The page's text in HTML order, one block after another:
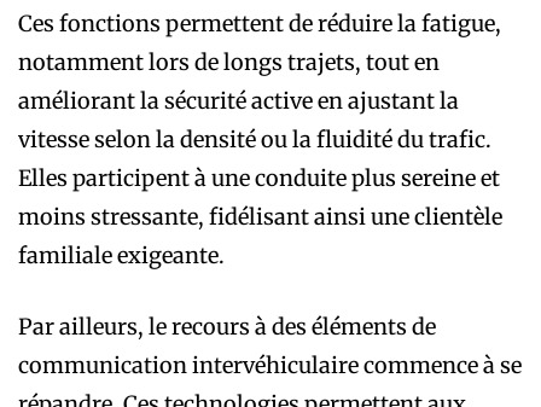
Ces fonctions permettent de réduire la fatigue,
notamment lors de longs trajets, tout en
améliorant la sécurité active en ajustant la
vitesse selon la densité ou la fluidité du trafic.
Elles participent à une conduite plus sereine et
moins stressante, fidélisant ainsi une clientèle
familiale exigeante.
Par ailleurs, le recours à des éléments de
communication intervéhiculaire commence à se